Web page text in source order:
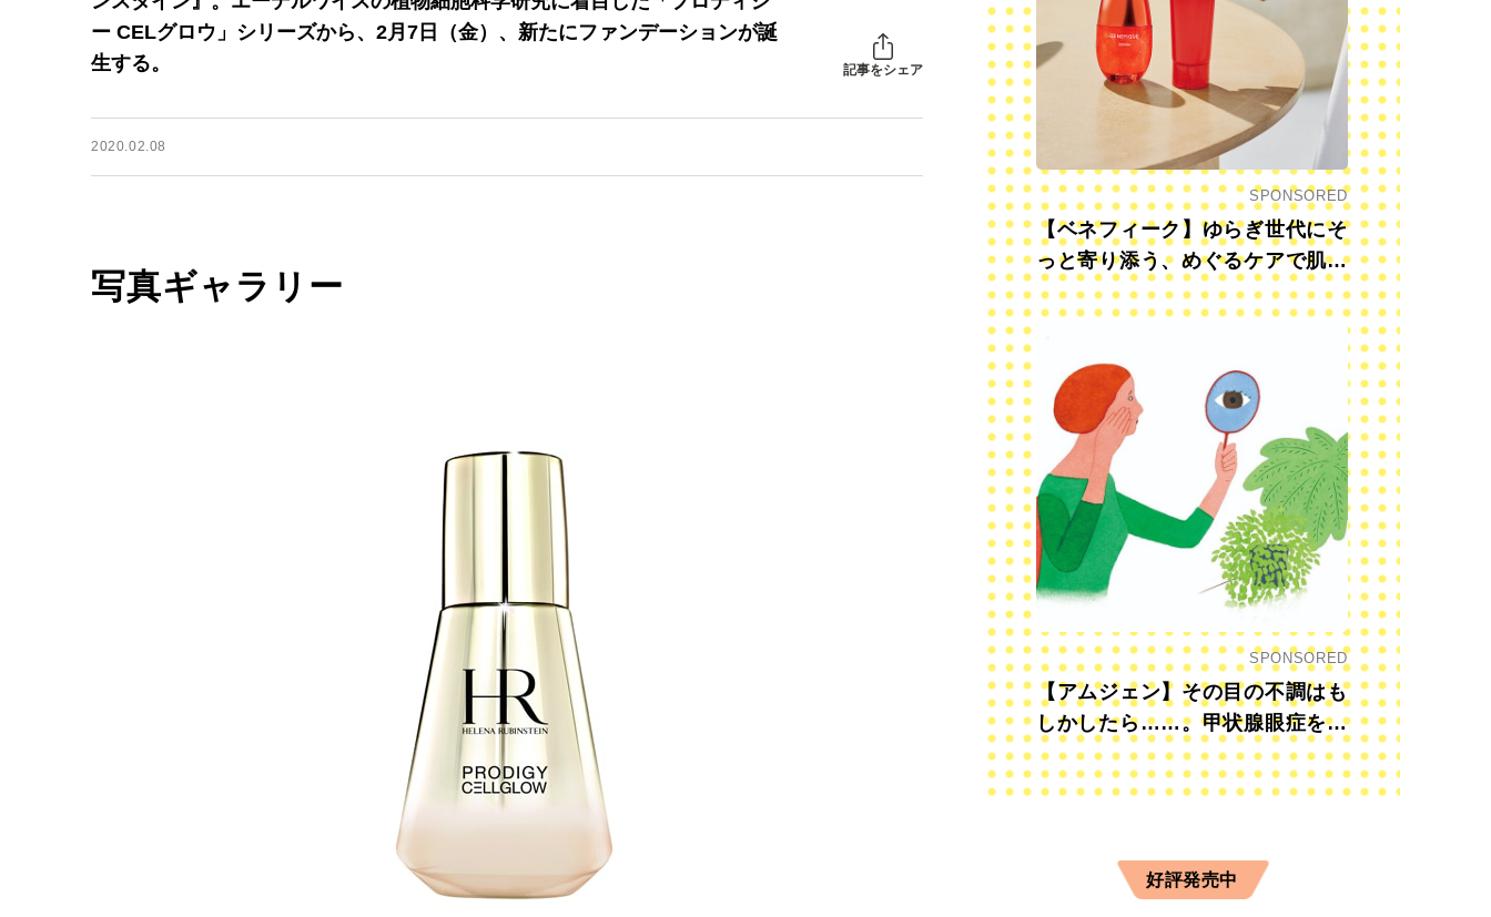
ー CELグロウ」シリーズから、2月7日（金）、新たにファンデーションが誕
生する。
記事をシェア
2020.02.08
写真ギャラリー
SPONSORED
【ベネフィーク】ゆらぎ世代にそ
っと寄り添う、めぐるケアで肌も
心も前向きに
SPONSORED
【アムジェン】その目の不調はも
しかしたら……。甲状腺眼症を知
っていますか？
好評発売中